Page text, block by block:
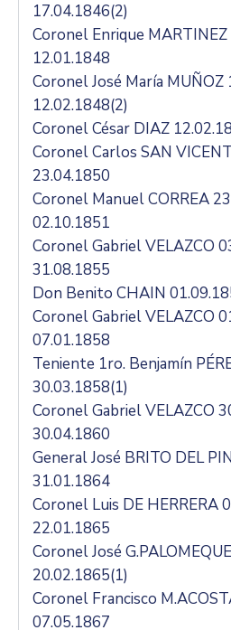
17.04.1846(2)
Coronel Enrique
12.01.1848
Coronel José María MUÑOZ
12.02.1848(2)
Coronel César DIAZ
Coronel Carlos SAN
23.04.1850
Coronel Manuel CORREA
02.10.1851
Coronel Gabriel VELAZCO
31.08.1855
Don Benito CHAIN
Coronel Gabriel VELAZCO
07.01.1858
Teniente 1ro. Benjamín
30.03.1858(1)
Coronel Gabriel VELAZCO
30.04.1860
General José BRITO DEL
31.01.1864
Coronel Luis DE HERRERA
22.01.1865
Coronel José
20.02.1865(1)
Coronel Francisco
07.05.1867